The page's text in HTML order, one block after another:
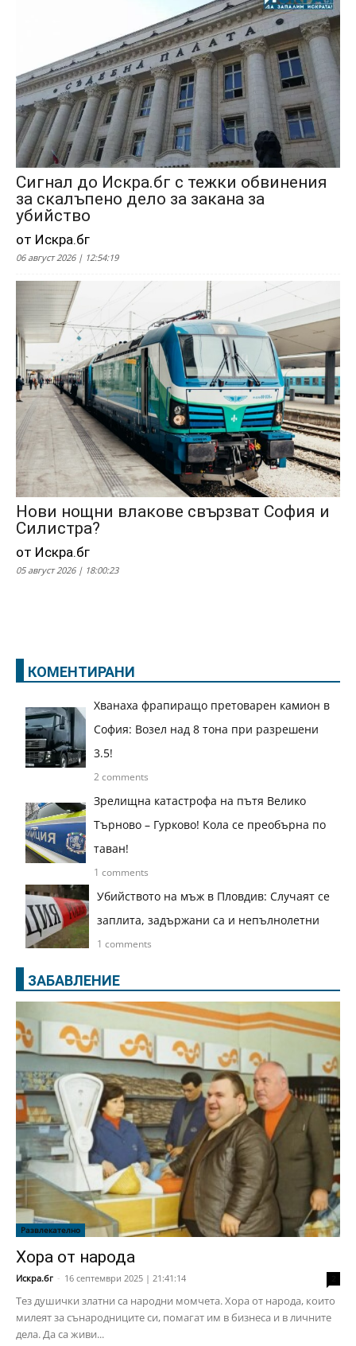
Сигнал до Искра.бг с тежки обвинения
за скалъпено дело за закана за
убийство
от Искра.бг
06 август 2026 | 12:54:19
Нови нощни влакове свързват София и
Силистра?
от Искра.бг
05 август 2026 | 18:00:23
КОМЕНТИРАНИ
Хванаха фрапиращо претоварен камион в
София: Возел над 8 тона при разрешени
3.5!
2 comments
Зрелищна катастрофа на пътя Велико
Търново – Гурково! Кола се преобърна по
таван!
1 comments
Убийството на мъж в Пловдив: Случаят се
заплита, задържани са и непълнолетни
1 comments
ЗАБАВЛЕНИЕ
Развлекателно
Хора от народа
Искра.бг - 16 септември 2025 | 21:41:14
Тез душички златни са народни момчета. Хора от народа, които
милеят за сънародниците си, помагат им в бизнеса и в личните
дела. Да са живи...